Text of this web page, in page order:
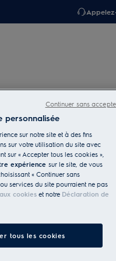
personnalisée
sur notre site et à des fins
sur votre utilisation du site avec
sur « Accepter tous les cookies »,
expérience sur le site, de vous
« Continuer sans
services du site pourraient ne pas
cookieset notre Déclaration de
tous les cookies
Continuer sans